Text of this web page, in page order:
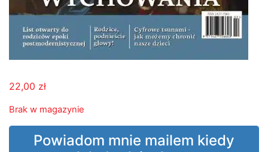
22,00 zł
Brak w magazynie
Powiadom mnie mailem kiedy